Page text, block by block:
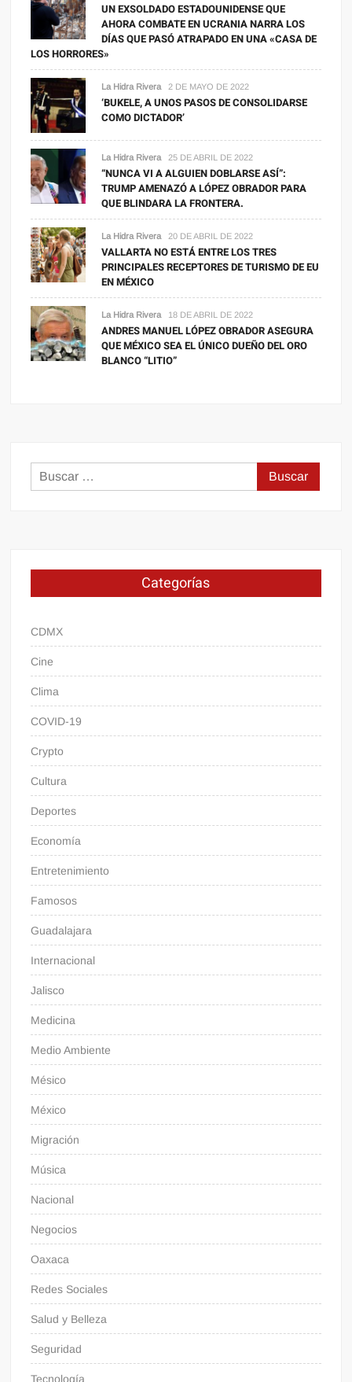
UN EXSOLDADO ESTADOUNIDENSE QUE
AHORA COMBATE EN UCRANIA NARRA LOS
DÍAS QUE PASÓ ATRAPADO EN UNA «CASA DE
LOS HORRORES»
La Hidra Rivera 2 DE MAYO DE 2022
‘BUKELE, A UNOS PASOS DE CONSOLIDARSE
COMO DICTADOR’
La Hidra Rivera 25 DE ABRIL DE 2022
“NUNCA VI A ALGUIEN DOBLARSE ASÍ”:
TRUMP AMENAZÓ A LÓPEZ OBRADOR PARA
QUE BLINDARA LA FRONTERA.
La Hidra Rivera 20 DE ABRIL DE 2022
VALLARTA NO ESTÁ ENTRE LOS TRES
PRINCIPALES RECEPTORES DE TURISMO DE EU
EN MÉXICO
La Hidra Rivera 18 DE ABRIL DE 2022
ANDRES MANUEL LÓPEZ OBRADOR ASEGURA
QUE MÉXICO SEA EL ÚNICO DUEÑO DEL ORO
BLANCO “LITIO”
Buscar:
Categorías
CDMX
Cine
Clima
COVID-19
Crypto
Cultura
Deportes
Economía
Entretenimiento
Famosos
Guadalajara
Internacional
Jalisco
Medicina
Medio Ambiente
Mésico
México
Migración
Música
Nacional
Negocios
Oaxaca
Redes Sociales
Salud y Belleza
Seguridad
Tecnología